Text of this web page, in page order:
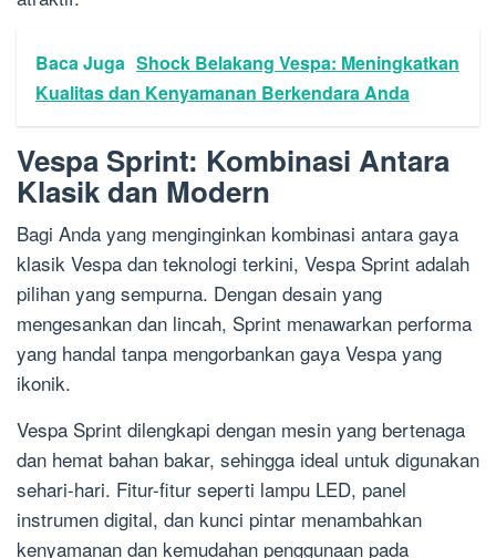
Baca Juga Shock Belakang Vespa: Meningkatkan
Kualitas dan Kenyamanan Berkendara Anda
Vespa Sprint: Kombinasi Antara
Klasik dan Modern
Bagi Anda yang menginginkan kombinasi antara gaya
klasik Vespa dan teknologi terkini, Vespa Sprint adalah
pilihan yang sempurna. Dengan desain yang
mengesankan dan lincah, Sprint menawarkan performa
yang handal tanpa mengorbankan gaya Vespa yang
ikonik.
Vespa Sprint dilengkapi dengan mesin yang bertenaga
dan hemat bahan bakar, sehingga ideal untuk digunakan
sehari-hari. Fitur-fitur seperti lampu LED, panel
instrumen digital, dan kunci pintar menambahkan
kenyamanan dan kemudahan penggunaan pada